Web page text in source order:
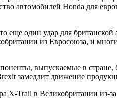
автомобилей Honda для
еще один удар для
из Евросоюза, и
выпускаемые в
замедлит движение
X-Trail в Великобритании из-